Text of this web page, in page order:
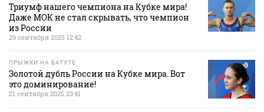
Триумф нашего чемпиона на Кубке мира!
Даже МОК не стал скрывать, что чемпион
из России
29 сентября 2025 12:42
ПРЫЖКИ НА БАТУТЕ
Золотой дубль России на Кубке мира. Вот
это доминирование!
21 сентября 2025 23:41